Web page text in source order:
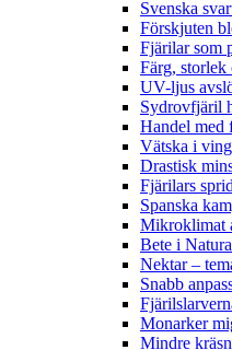
Svenska
Förskjuten
Fjärilar som
Färg, storlek
UV-ljus
Sydrovfjäril
Handel med
Vätska i
Drastisk
Fjärilars
Spanska
Mikroklimat
Bete i
Nektar –
Snabb
Monarker
Mindre